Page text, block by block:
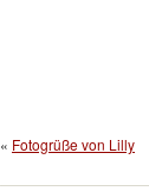
« Fotogrüße von Lilly